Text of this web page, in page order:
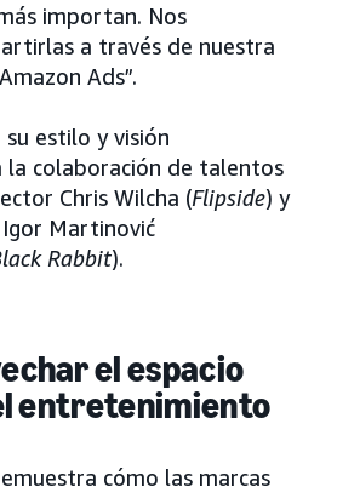
importan. Nos
a través de nuestra
Ads”.
estilo y visión
la colaboración de talentos
Chris Wilcha (Flipside) y
Martinović
Rabbit).
el espacio
entretenimiento
cómo las marcas